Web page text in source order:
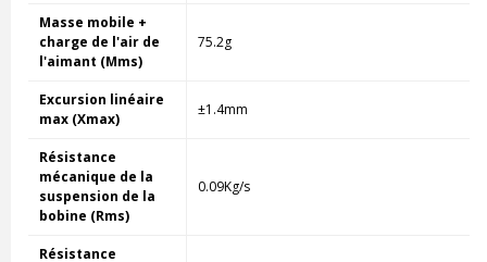
Masse mobile +
charge de l'air de
l'aimant (Mms)
75.2g
Excursion linéaire
max (Xmax)
±1.4mm
Résistance
mécanique de la
suspension de la
bobine (Rms)
0.09Kg/s
Résistance